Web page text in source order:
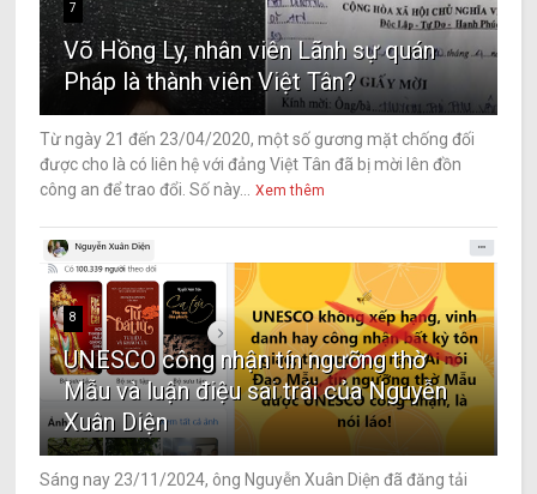
7
Võ Hồng Ly, nhân viên Lãnh sự quán
Pháp là thành viên Việt Tân?
Từ ngày 21 đến 23/04/2020, một số gương mặt chống đối
được cho là có liên hệ với đảng Việt Tân đã bị mời lên đồn
công an để trao đổi. Số này...
Xem thêm
8
UNESCO công nhận tín ngưỡng thờ
Mẫu và luận điệu sai trái của Nguyễn
Xuân Diện
Sáng nay 23/11/2024, ông Nguyễn Xuân Diện đã đăng tải